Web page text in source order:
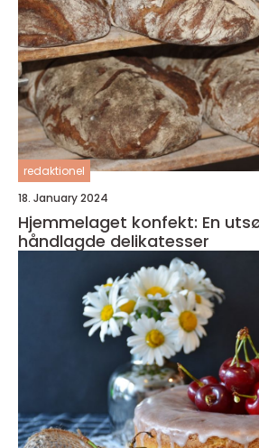
redaktionel
18. January 2024
Hjemmelaget konfekt: En
håndlagde delikatesser